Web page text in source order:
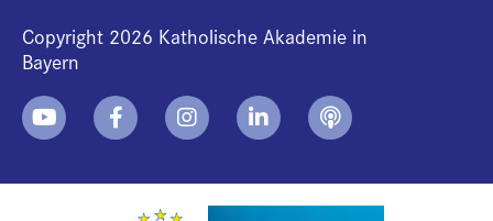
Copyright 2026 Katholische Akademie in
Bayern